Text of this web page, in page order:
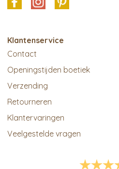
Klantenservice
Contact
Openingstijden boetiek
Verzending
Retourneren
Klantervaringen
Veelgestelde vragen